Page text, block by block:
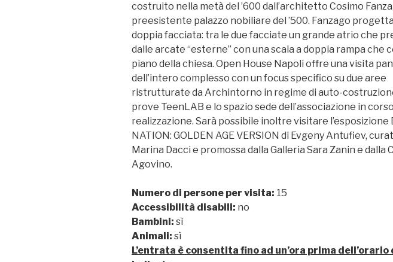
costruito nella metà del ’600 dall’architetto Cosimo
preesistente palazzo nobiliare del ’500. Fanzago
doppia facciata: tra le due facciate un grande atrio che
dalle arcate “esterne” con una scala a doppia rampa che
piano della chiesa. Open House Napoli offre una visita
dell’intero complesso con un focus specifico su due aree
ristrutturate da Archintorno in regime di auto-
prove TeenLAB e lo spazio sede dell’associazione in
realizzazione. Sarà possibile inoltre visitare l’esposizione
NATION: GOLDEN AGE VERSION di Evgeny Antufiev,
Marina Dacci e promossa dalla Galleria Sara Zanin e dalla
Agovino.
Numero di persone per visita: 15
Accessibilità disabili: no
Bambini: sì
Animali: sì
L’entrata è consentita fino ad un’ora prima dell’orario